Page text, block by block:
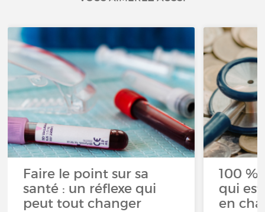
Faire le point sur sa
santé : un réflexe qui
peut tout changer
100 %
qui
en